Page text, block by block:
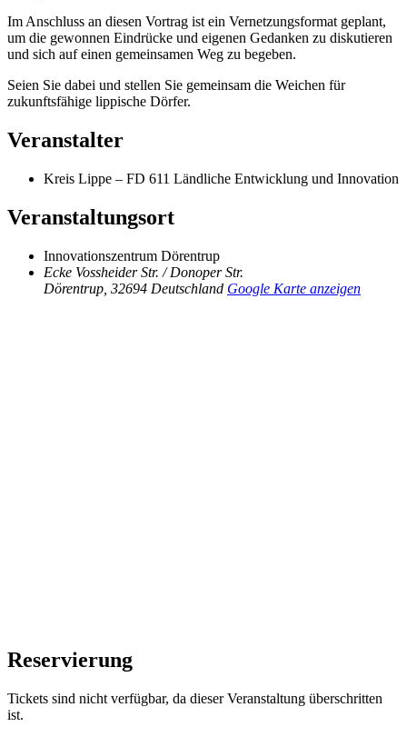
Im Anschluss an diesen Vortrag ist ein Vernetzungsformat geplant,
um die gewonnen Eindrücke und eigenen Gedanken zu diskutieren
und sich auf einen gemeinsamen Weg zu begeben.
Seien Sie dabei und stellen Sie gemeinsam die Weichen für
zukunftsfähige lippische Dörfer.
Veranstalter
Kreis Lippe – FD 611 Ländliche Entwicklung und Innovation
Veranstaltungsort
Innovationszentrum Dörentrup
Ecke Vossheider Str. / Donoper Str.
Dörentrup 32694 Deutschland Google Karte anzeigen
Reservierung
Tickets sind nicht verfügbar, da dieser Veranstaltung überschritten
ist.